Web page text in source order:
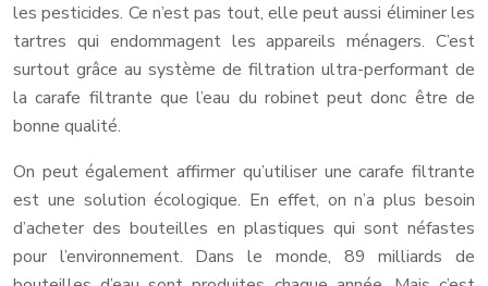
les pesticides. Ce n’est pas tout, elle peut aussi éliminer les
tartres qui endommagent les appareils ménagers. C’est
surtout grâce au système de filtration ultra-performant de
la carafe filtrante que l’eau du robinet peut donc être de
bonne qualité.
On peut également affirmer qu’utiliser une carafe filtrante
est une solution écologique. En effet, on n’a plus besoin
d’acheter des bouteilles en plastiques qui sont néfastes
pour l’environnement. Dans le monde, 89 milliards de